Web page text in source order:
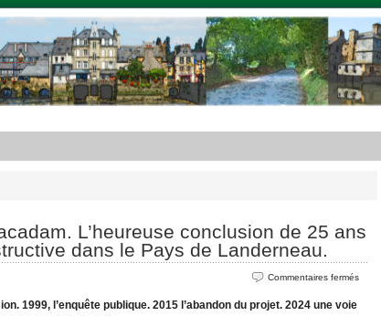
L’heureuse conclusion de 25 ans
dans le Pays de Landerneau.
Commentaires ferméssur
1999, l’enquête publique. 2015 l’abandon du projet. 2024 une voie